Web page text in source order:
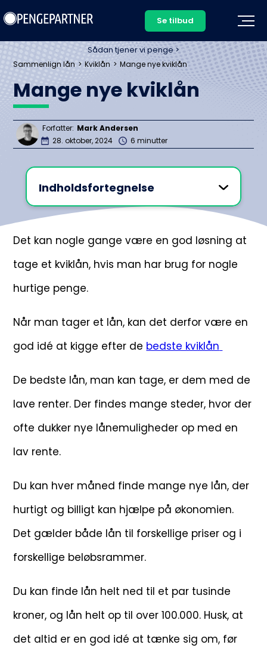
Se tilbud
Sådan tjener vi penge >
Sammenlign lån Kviklån Mange nye kviklån
Mange nye kviklån
Forfatter: Mark Andersen
28. oktober, 2024
6 minutter
Indholdsfortegnelse
Det kan nogle gange være en god løsning at
tage et kviklån, hvis man har brug for nogle
hurtige penge.
Når man tager et lån, kan det derfor være en
god idé at kigge efter de bedste kviklån
De bedste lån, man kan tage, er dem med de
lave renter. Der findes mange steder, hvor der
ofte dukker nye lånemuligheder op med en
lav rente.
Du kan hver måned finde mange nye lån, der
hurtigt og billigt kan hjælpe på økonomien.
Det gælder både lån til forskellige priser og i
forskellige beløbsrammer.
Du kan finde lån helt ned til et par tusinde
kroner, og lån helt op til over 100.000. Husk, at
det altid er en god idé at tænke sig om, før